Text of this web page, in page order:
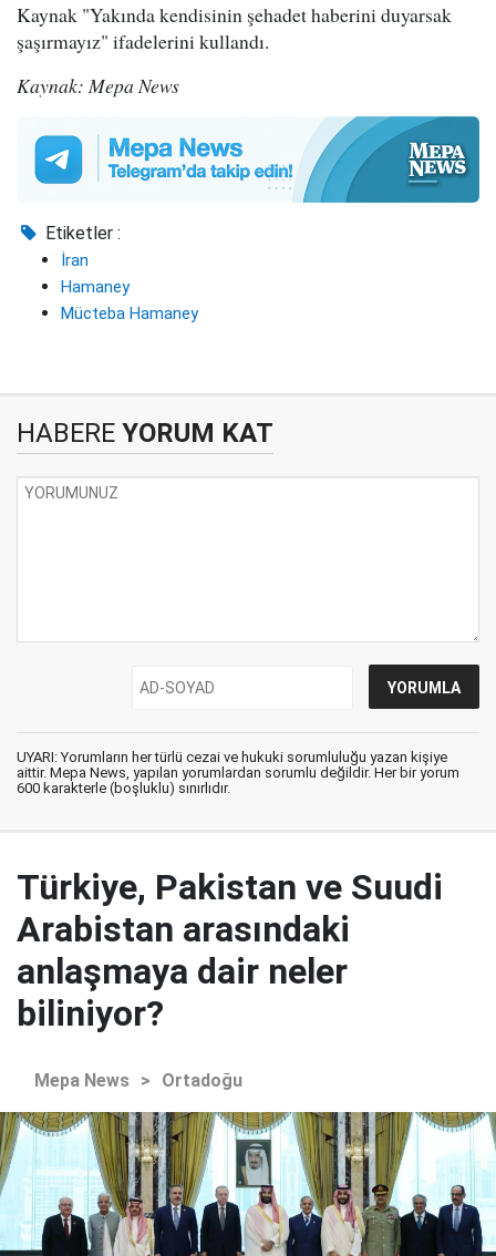
Kaynak "Yakında kendisinin şehadet haberini duyarsak
şaşırmayız" ifadelerini kullandı.
Kaynak: Mepa News
Etiketler :
İran
Hamaney
Mücteba Hamaney
HABERE YORUM KAT
UYARI: Yorumların her türlü cezai ve hukuki sorumluluğu yazan kişiye
aittir. Mepa News, yapılan yorumlardan sorumlu değildir. Her bir yorum
600 karakterle (boşluklu) sınırlıdır.
Türkiye, Pakistan ve Suudi
Arabistan arasındaki
anlaşmaya dair neler
biliniyor?
Mepa News > Ortadoğu